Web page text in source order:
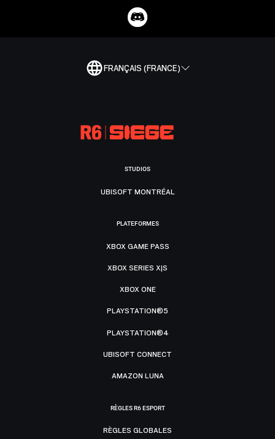
FRANÇAIS (FRANCE)
STUDIOS
UBISOFT MONTRÉAL
PLATEFORMES
XBOX GAME PASS
XBOX SERIES X|S
XBOX ONE
PLAYSTATION®5
PLAYSTATION®4
UBISOFT CONNECT
AMAZON LUNA
RÈGLES R6 ESPORT
RÈGLES GLOBALES